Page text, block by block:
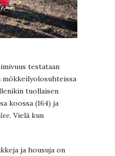
testataan
tuollaisen
koossa (164) ja
. Vielä kun
ja housuja on